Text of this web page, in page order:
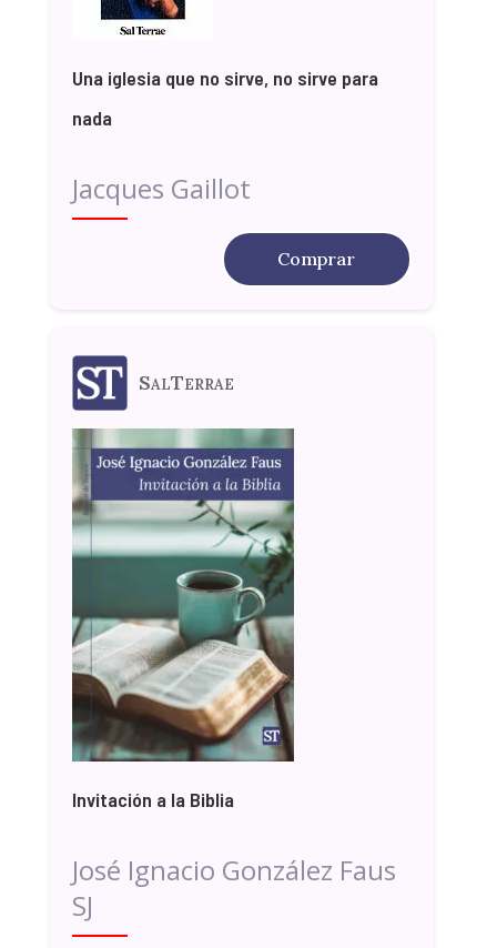
Una iglesia que no sirve, no sirve para
nada
Jacques Gaillot
Comprar
SalTerrae
Invitación a la Biblia
José Ignacio González Faus
SJ